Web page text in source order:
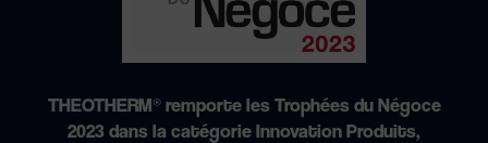
THEOTHERM® remporte les Trophées du Négoce
2023 dans la catégorie Innovation Produits,